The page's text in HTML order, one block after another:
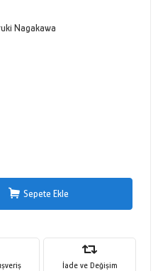
Nagakawa
Sepete Ekle
İade ve Değişim